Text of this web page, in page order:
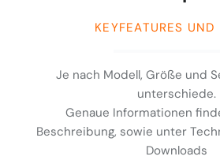
KEYFEATURES UND
Je nach Modell, Größe und
unterschiede.
Genaue Informationen
Beschreibung, sowie unter
Downloads